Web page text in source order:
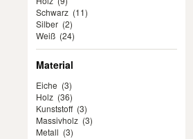
Schwarz (11)
Silber (2)
Weiß (24)
Material
Eiche (3)
Holz (36)
Kunststoff (3)
Massivholz (3)
Metall (3)